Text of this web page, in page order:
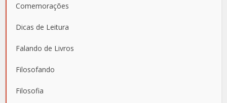
Comemorações
Dicas de Leitura
Falando de Livros
Filosofando
Filosofia